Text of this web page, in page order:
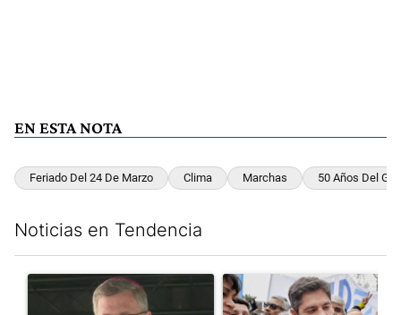
EN ESTA NOTA
Feriado Del 24 De Marzo Clima Marchas 50 Años Del
Noticias en Tendencia
Un artículo de tendencia con el título "García Cuerva
Un artículo de tendencia con